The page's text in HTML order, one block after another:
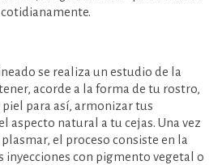
se realiza un estudio de la
acorde a la forma de tu rostro,
para así, armonizar tus
aspecto natural a tu cejas. Una vez
el proceso consiste en la
inyecciones con pigmento vegetal o